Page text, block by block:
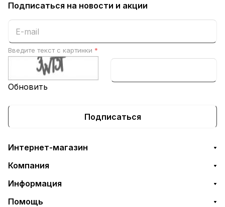
Подписаться на новости и акции
Введите текст с картинки *
Обновить
Подписаться
Интернет-магазин
Компания
Информация
Помощь